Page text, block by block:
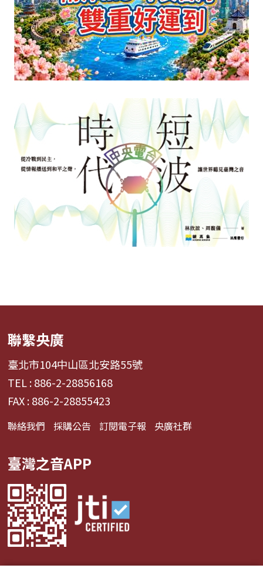
聯繫央廣
臺北市104中山區北安路55號
TEL : 886-2-28856168
FAX : 886-2-28855423
聯絡我們 採購公告 訂閱電子報 央廣社群
臺灣之音APP